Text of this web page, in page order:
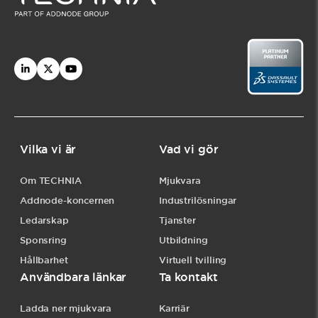
Vilka vi är
Om TECHNIA
Addnode-koncernen
Ledarskap
Sponsring
Hållbarhet
Vad vi gör
Mjukvara
Industrilösningar
Tjanster
Utbildning
Virtuell tvilling
Användbara länkar
Ladda ner mjukvara
Ta kontakt
Karriär